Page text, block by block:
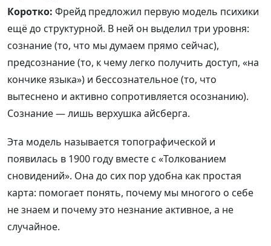
Коротко: Фрейд предложил первую модель психики
ещё до структурной. В ней он выделил три уровня:
сознание (то, что мы думаем прямо сейчас),
предсознание (то, к чему легко получить доступ, «на
кончике языка») и бессознательное (то, что
вытеснено и активно сопротивляется осознанию).
Сознание — лишь верхушка айсберга.
Эта модель называется топографической и
появилась в 1900 году вместе с «Толкованием
сновидений». Она до сих пор удобна как простая
карта: помогает понять, почему мы многого о себе
не знаем и почему это незнание активное, а не
случайное.